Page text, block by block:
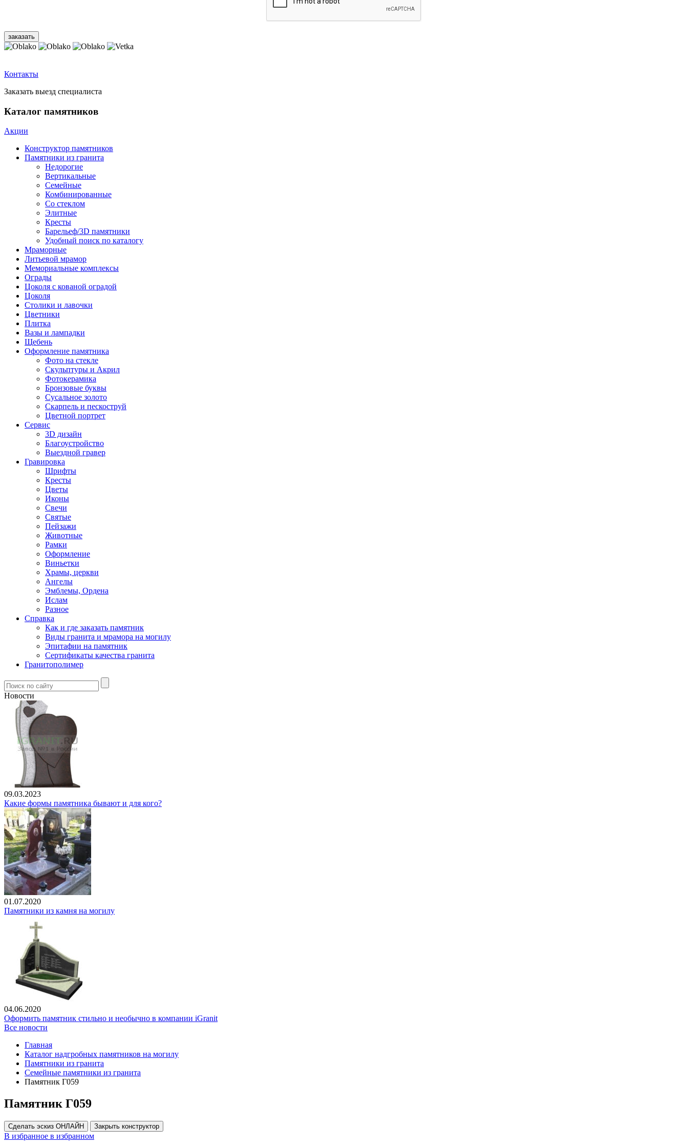
Контакты
Заказать выезд специалиста
Каталог памятников
Акции
Конструктор памятников
Памятники из гранита
Недорогие
Вертикальные
Семейные
Комбинированные
Со стеклом
Элитные
Кресты
Барельеф/3D памятники
Удобный поиск по каталогу
Мраморные
Литьевой мрамор
Мемориальные комплексы
Ограды
Цоколя с кованой оградой
Цоколя
Столики и лавочки
Цветники
Плитка
Вазы и лампадки
Щебень
Оформление памятника
Фото на стекле
Скульптуры и Акрил
Фотокерамика
Бронзовые буквы
Сусальное золото
Скарпель и пескоструй
Цветной портрет
Сервис
3D дизайн
Благоустройство
Выездной гравер
Гравировка
Шрифты
Кресты
Цветы
Иконы
Свечи
Святые
Пейзажи
Животные
Рамки
Оформление
Виньетки
Храмы, церкви
Ангелы
Эмблемы, Ордена
Ислам
Разное
Справка
Как и где заказать памятник
Виды гранита и мрамора на могилу
Эпитафии на памятник
Сертификаты качества гранита
Гранитополимер
Новости
09.03.2023
Какие формы памятника бывают и для кого?
01.07.2020
Памятники из камня на могилу
04.06.2020
Оформить памятник стильно и необычно в компании iGranit
Все новости
Главная
Каталог надгробных памятников на могилу
Памятники из гранита
Семейные памятники из гранита
Памятник Г059
Памятник Г059
Сделать эскиз ОНЛАЙН Закрыть конструктор
В избранное в избранном